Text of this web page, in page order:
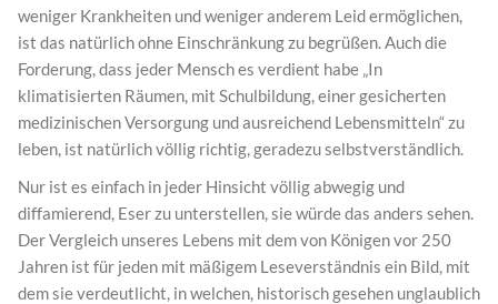
weniger Krankheiten und weniger anderem Leid ermöglichen,
ist das natürlich ohne Einschränkung zu begrüßen. Auch die
Forderung, dass jeder Mensch es verdient habe „In
klimatisierten Räumen, mit Schulbildung, einer gesicherten
medizinischen Versorgung und ausreichend Lebensmitteln“ zu
leben, ist natürlich völlig richtig, geradezu selbstverständlich.
Nur ist es einfach in jeder Hinsicht völlig abwegig und
diffamierend, Eser zu unterstellen, sie würde das anders sehen.
Der Vergleich unseres Lebens mit dem von Königen vor 250
Jahren ist für jeden mit mäßigem Leseverständnis ein Bild, mit
dem sie verdeutlicht, in welchen, historisch gesehen unglaublich